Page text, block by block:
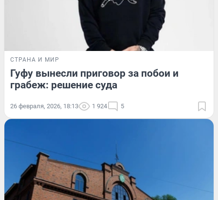
СТРАНА И МИР
Гуфу вынесли приговор за побои и
грабеж: решение суда
26 февраля, 2026, 18:13 1 924 5